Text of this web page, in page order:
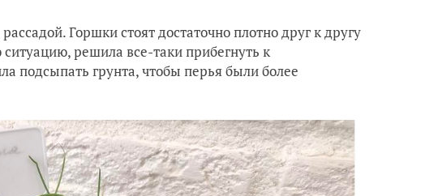
Горшки стоят достаточно плотно друг к другу
решила все-таки прибегнуть к
подсыпать грунта, чтобы перья были более